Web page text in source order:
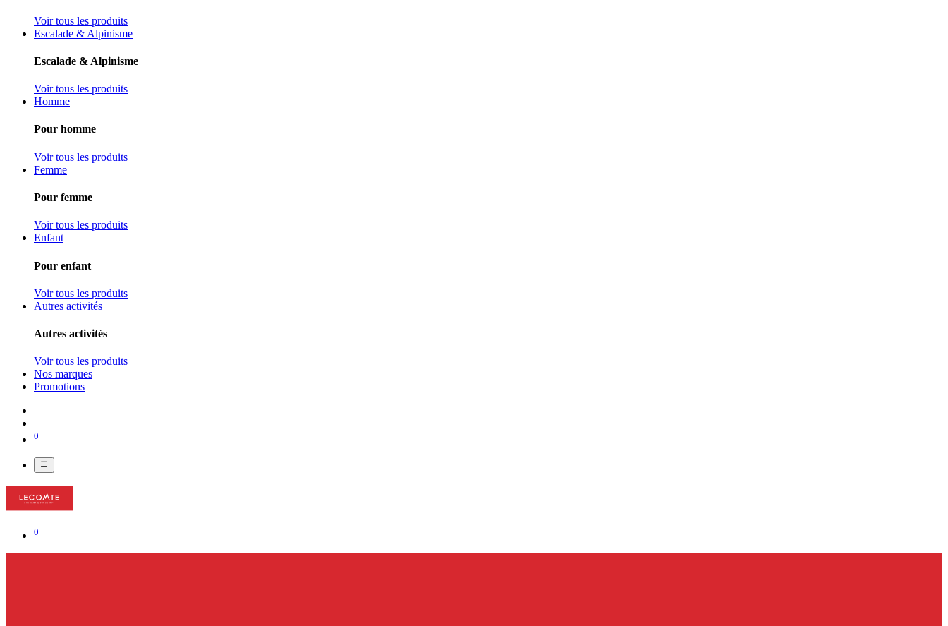
Voir tous les produits
Escalade & Alpinisme
Escalade & Alpinisme
Voir tous les produits
Homme
Pour homme
Voir tous les produits
Femme
Pour femme
Voir tous les produits
Enfant
Pour enfant
Voir tous les produits
Autres activités
Autres activités
Voir tous les produits
Nos marques
Promotions
0
0